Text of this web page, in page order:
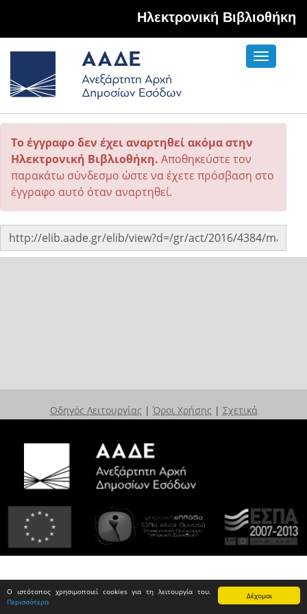
Δέχομαι
Ο ιστότοπος χρησιμοποιεί cookies για τη λειτουργία του.
Περισσότερα
Hλεκτρονική Βιβλιοθήκη
Toggle
Το έγγραφο δεν έχει αναρτηθεί ακόμα στην
Ηλεκτρονική Βιβλιοθήκη. Αποθηκεύστε τον
παρακάτω σύνδεσμο ώστε να έχετε πρόσβαση στο
έγγραφο αυτό όταν αναρτηθεί.
Οδηγός Λειτουργίας | Όροι Χρήσης | Σχετικά